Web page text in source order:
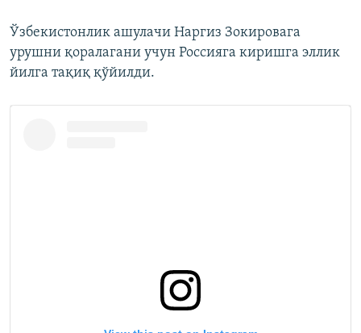
Ўзбекистонлик ашулачи Наргиз Зокировага
урушни қоралагани учун Россияга киришга эллик
йилга тақиқ қўйилди.